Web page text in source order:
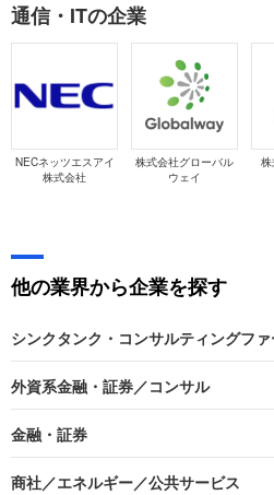
通信・ITの企業
NECネッツエスアイ
株式会社
株式会社グローバル
ウェイ
他の業界から企業を探す
シンクタンク・コンサルティングファ
外資系金融・証券／コンサル
金融・証券
商社／エネルギー／公共サービス